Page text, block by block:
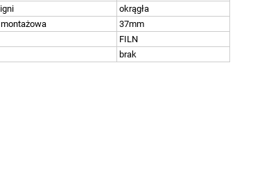
okrągła
37mm
FILN
brak